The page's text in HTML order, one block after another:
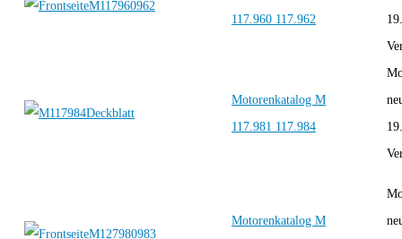
117.960 117.962
Motorenkatalog M
117.981 117.984
Motorenkatalog M